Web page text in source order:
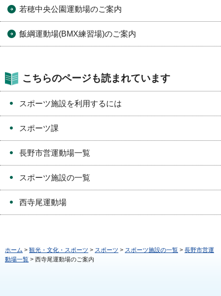
若穂中央公園運動場のご案内
飯綱運動場(BMX練習場)のご案内
こちらのページも読まれています
スポーツ施設を利用するには
スポーツ課
長野市営運動場一覧
スポーツ施設の一覧
西寺尾運動場
ホーム > 観光・文化・スポーツ > スポーツ > スポーツ施設の一覧 > 長野市営運
動場一覧 > 西寺尾運動場のご案内